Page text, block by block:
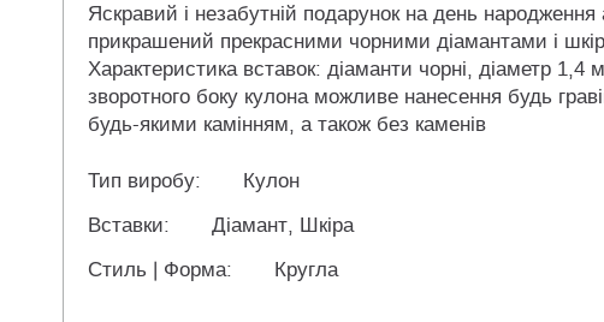
Яскравий і незабутній подарунок на день
прикрашений прекрасними чорними діамантами і
Характеристика вставок: діаманти чорні, діаметр
зворотного боку кулона можливе нанесення будь
будь-якими камінням, а також без каменів
Тип виробу: Кулон
Вставки:
Діамант, Шкіра
Стиль | Форма:
Кругла